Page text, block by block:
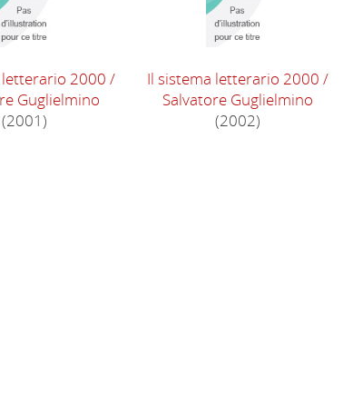
letterario 2000 /
Guglielmino
(2001)
Il sistema letterario 2000 /
Salvatore Guglielmino
(2002)